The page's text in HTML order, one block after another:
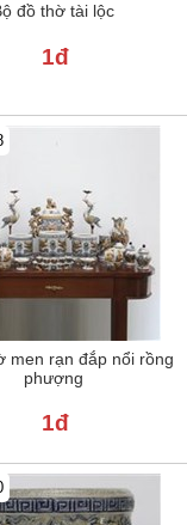
đồ thờ tài lộc
1đ
men rạn đắp nổi rồng
phượng
1đ